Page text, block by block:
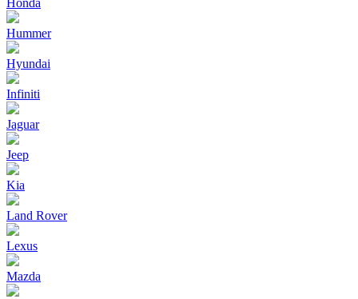
Honda
Hummer
Hyundai
Infiniti
Jaguar
Jeep
Kia
Land Rover
Lexus
Mazda